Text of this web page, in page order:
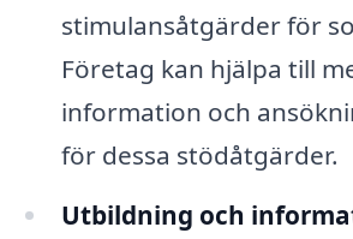
stimulansåtgärder för
Företag kan hjälpa till
information och
för dessa stödåtgärder.
Utbildning och